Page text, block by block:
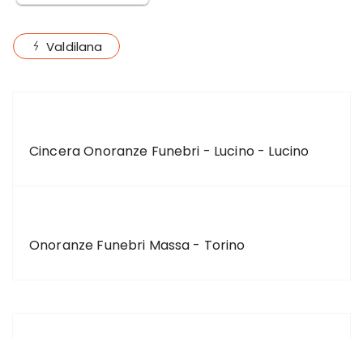
Valdilana
Cincera Onoranze Funebri - Lucino - Lucino
Onoranze Funebri Massa - Torino